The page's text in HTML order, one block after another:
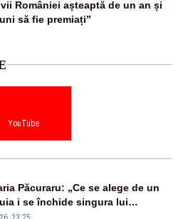
României așteaptă de un an și
să fie premiați”
YouTube
Păcuraru: „Ce se alege de un
i se închide singura lui